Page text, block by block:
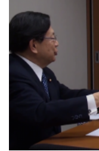
シ
ン